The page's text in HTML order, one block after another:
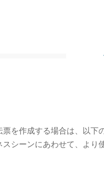
を作成する場合は、以下
シーンにあわせて、より